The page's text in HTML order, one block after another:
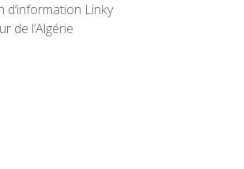
d’information Linky
de l’Algérie